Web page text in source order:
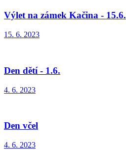
Výlet na zámek Kačina - 15.6.
15. 6. 2023
Den dětí - 1.6.
4. 6. 2023
Den včel
4. 6. 2023